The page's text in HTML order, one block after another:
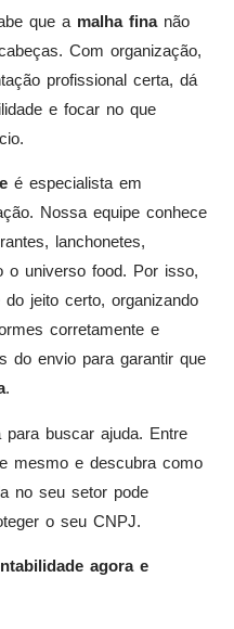
que a malha finanão
Com organização,
profissional certa, dá
e focar no que
é especialista em
Nossa equipe conhece
lanchonetes,
o universo food. Por isso,
jeito certo, organizando
corretamente e
do envio para garantir que
.
buscar ajuda. Entre
mesmo e descubra como
no seu setor pode
o seu CNPJ.
agora e